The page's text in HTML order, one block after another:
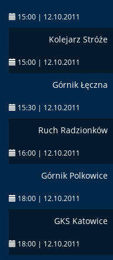
15:00 | 12.10.2011
Kolejarz Stróże
15:00 | 12.10.2011
Górnik Łęczna
15:30 | 12.10.2011
Ruch Radzionków
16:00 | 12.10.2011
Górnik Polkowice
18:00 | 12.10.2011
GKS Katowice
18:00 | 12.10.2011